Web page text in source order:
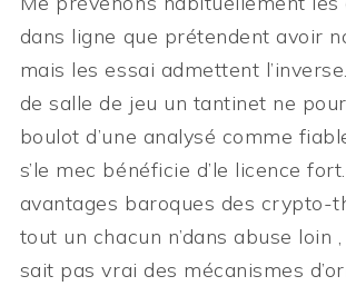
dans ligne que prétendent avoir
mais les essai admettent
de salle de jeu un tantinet ne
boulot d’une analysé comme
s’le mec bénéficie d’le licence
avantages baroques des crypto-
tout un chacun n’dans abuse loin
sait pas vrai des mécanismes